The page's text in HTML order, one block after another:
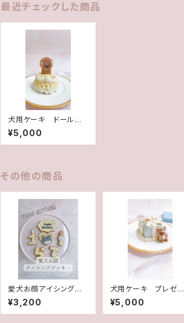
最近チェックした商品
犬用ケーキ ドールケ
ーキ
¥5,000
その他の商品
愛犬お顔アイシングクッ
キーセット(犬用アイシ
ングクッキー)
¥3,200
犬用ケーキ プレゼン
トケーキ
¥5,000